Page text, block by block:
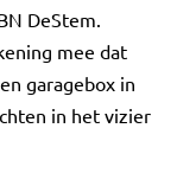
DeStem.
mee dat
garagebox in
in het vizier